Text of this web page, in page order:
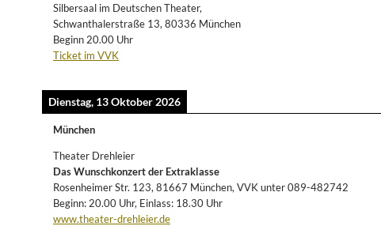
Silbersaal im Deutschen Theater,
Schwanthalerstraße 13, 80336 München
Beginn 20.00 Uhr
Ticket im VVK
Dienstag, 13 Oktober 2026
München
Theater Drehleier
Das Wunschkonzert der Extraklasse
Rosenheimer Str. 123, 81667 München, VVK unter 089-482742
Beginn: 20.00 Uhr, Einlass: 18.30 Uhr
www.theater-drehleier.de